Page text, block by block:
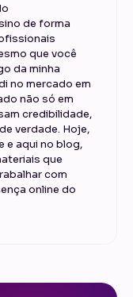
de forma
que você
da minha
no mercado em
não só em
credibilidade,
verdade. Hoje,
e aqui no blog,
que
com
online do